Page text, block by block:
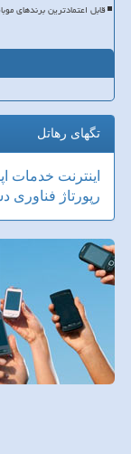
قابل اعتمادترین برندهای
تگهای رهاتل
اینترنت خدمات
رپورتاژ فناوری